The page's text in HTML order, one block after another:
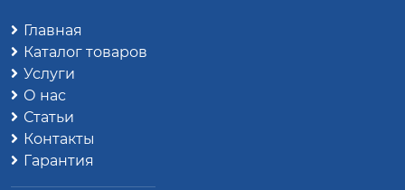
Главная
Каталог товаров
Услуги
О нас
Статьи
Контакты
Гарантия